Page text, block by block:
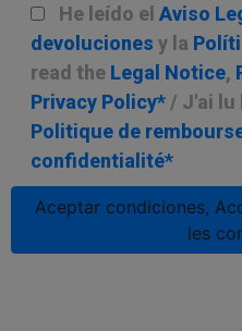
He leído el Aviso
devoluciones y la
read the Legal Notice,
Privacy Policy* / J'ai lu
Politique de
confidentialité*
Aceptar condiciones,
les